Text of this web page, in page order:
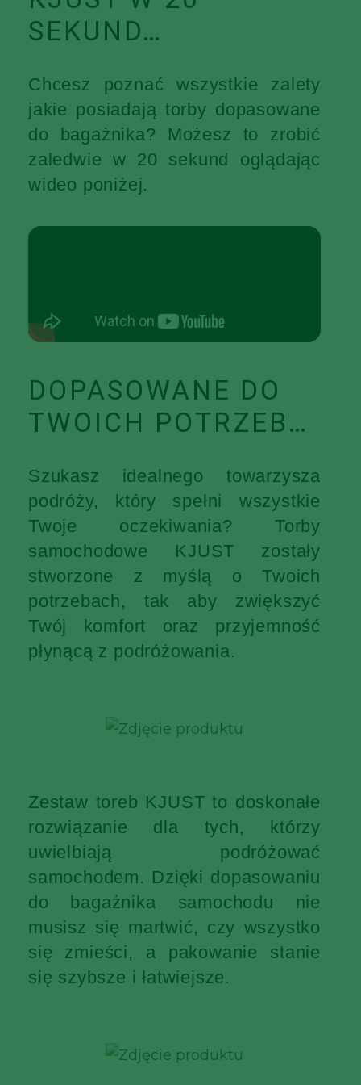
SEKUND…
Chcesz poznać wszystkie zalety
jakie posiadają torby dopasowane
do bagażnika? Możesz to zrobić
zaledwie w 20 sekund oglądając
wideo poniżej.
DOPASOWANE DO
TWOICH POTRZEB…
Szukasz idealnego towarzysza
podróży, który spełni wszystkie
Twoje oczekiwania? Torby
samochodowe KJUST zostały
stworzone z myślą o Twoich
potrzebach, tak aby zwiększyć
Twój komfort oraz przyjemność
płynącą z podróżowania.
Zestaw toreb KJUST to doskonałe
rozwiązanie dla tych, którzy
uwielbiają podróżować
samochodem. Dzięki dopasowaniu
do bagażnika samochodu nie
musisz się martwić, czy wszystko
się zmieści, a pakowanie stanie
się szybsze i łatwiejsze.